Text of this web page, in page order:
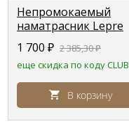
Непромокаемый
наматрасник Lepre
для кроваток Pali
1 700 ₽ 2 385,30₽
еще скидка по коду CLUB
В корзину